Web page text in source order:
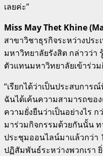
เลยค่ะ”
Miss May Thet Khine
สาขาวิชาธุรกิจระหว่างปร
มหาวิทยาลัยรังสิต กล่าวว่า
ตัวแทนมหาวิทยาลัยเข้าร่ว
“เรียกได้ว่าเป็นประสบการ
ฉันได้เค้นความสามารถขอ
ความยั่งยืนว่าเป็นอย่างไร
มาร่วมกิจกรรมด้วยกันนั้น
ประชุมออนไลน์มาแล้วกว่า
ปฏิสัมพันธ์ระหว่างพวกเรา